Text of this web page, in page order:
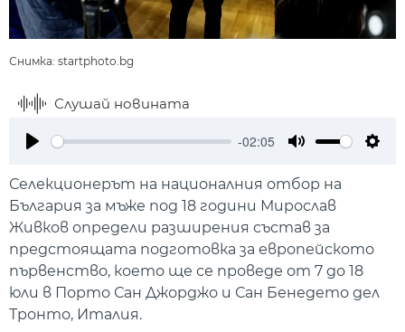
Снимка: startphoto.bg
Слушай новината
-02:05
Селекционерът на националния отбор на
България за мъже под 18 години Мирослав
Живков определи разширения състав за
предстоящата подготовка за европейското
първенство, което ще се проведе от 7 до 18
юли в Порто Сан Джорджо и Сан Бенедето дел
Тронто, Италия.